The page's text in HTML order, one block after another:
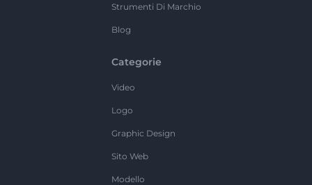
Strumenti Di Marchio
Blog
Categorie
Video
Logo
Graphic Design
Sito Web
Modello